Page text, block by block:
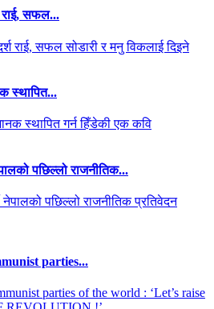
सफल...
स्थापित...
पछिल्लो राजनीतिक...
parties...